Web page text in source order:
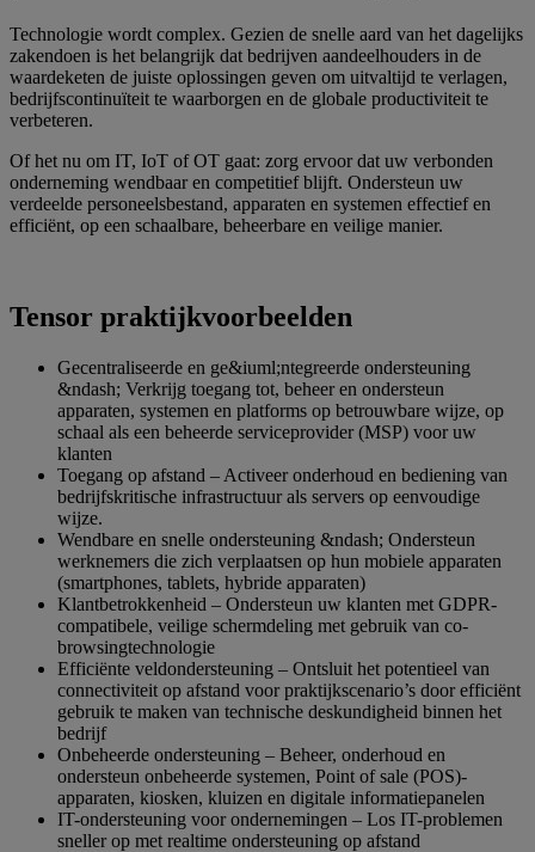
Technologie wordt complex. Gezien de snelle aard van het dagelijks
zakendoen is het belangrijk dat bedrijven aandeelhouders in de
waardeketen de juiste oplossingen geven om uitvaltijd te verlagen,
bedrijfscontinuïteit te waarborgen en de globale productiviteit te
verbeteren.
Of het nu om IT, IoT of OT gaat: zorg ervoor dat uw verbonden
onderneming wendbaar en competitief blijft. Ondersteun uw
verdeelde personeelsbestand, apparaten en systemen effectief en
efficiënt, op een schaalbare, beheerbare en veilige manier.
Tensor praktijkvoorbeelden
Gecentraliseerde en ge&iuml;ntegreerde ondersteuning
&ndash; Verkrijg toegang tot, beheer en ondersteun
apparaten, systemen en platforms op betrouwbare wijze, op
schaal als een beheerde serviceprovider (MSP) voor uw
klanten
Toegang op afstand – Activeer onderhoud en bediening van
bedrijfskritische infrastructuur als servers op eenvoudige
wijze.
Wendbare en snelle ondersteuning &ndash; Ondersteun
werknemers die zich verplaatsen op hun mobiele apparaten
(smartphones, tablets, hybride apparaten)
Klantbetrokkenheid – Ondersteun uw klanten met GDPR-
compatibele, veilige schermdeling met gebruik van co-
browsingtechnologie
Efficiënte veldondersteuning – Ontsluit het potentieel van
connectiviteit op afstand voor praktijkscenario’s door efficiënt
gebruik te maken van technische deskundigheid binnen het
bedrijf
Onbeheerde ondersteuning – Beheer, onderhoud en
ondersteun onbeheerde systemen, Point of sale (POS)-
apparaten, kiosken, kluizen en digitale informatiepanelen
IT-ondersteuning voor ondernemingen – Los IT-problemen
sneller op met realtime ondersteuning op afstand